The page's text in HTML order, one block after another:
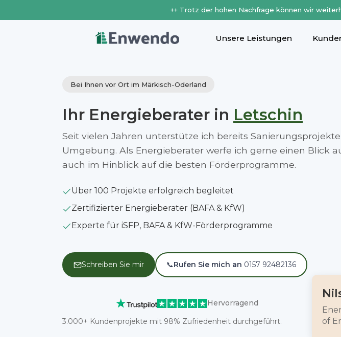
++ Trotz der hohen Nachfrage können wir
Unsere Leistungen
Bei Ihnen vor Ort im Märkisch-Oderland
Ihr Energieberater in Letschin
Seit vielen Jahren unterstütze ich bereits
Umgebung. Als Energieberater werfe ich gerne einen Blick
auch im Hinblick auf die besten Förderprogramme.
Über 100 Projekte erfolgreich begleitet
Zertifizierter Energieberater (BAFA & KfW)
Experte für iSFP, BAFA & KfW-Förderprogramme
Schreiben Sie mir 📞Rufen Sie mich an 0157 92482136
Hervorragend
3.000+ Kundenprojekte mit 98% Zufriedenheit durchgeführt.
of